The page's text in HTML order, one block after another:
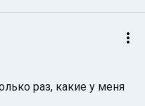
раз, какие у меня